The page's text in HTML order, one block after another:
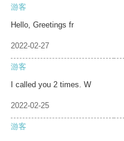
游客
Hello, Greetings fr
2022-02-27
游客
I called you 2 times. W
2022-02-25
游客